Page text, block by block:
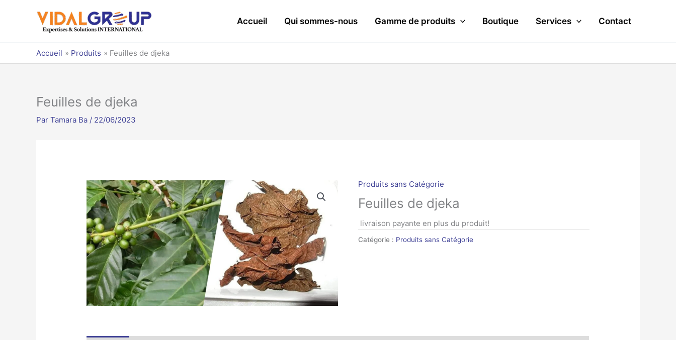
Accueil Qui sommes-nous Gamme de produits Boutique Services Contact
Accueil Produits Feuilles de djeka
Feuilles de djeka
Par Tamara Ba / 22/06/2023
Produits sans Catégorie
Feuilles de djeka
livraison payante en plus du produit!
Catégorie : Produits sans Catégorie